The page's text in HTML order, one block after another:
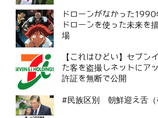
ドローンがなかった1990
ドローンを使った未来を
場
【これはひどい】セブン
た客を盗撮しネットにア
許証を無断で公開
#民族区別 朝鮮迎え舌（